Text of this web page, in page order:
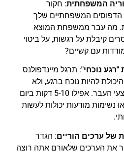
המשפחתית: חקור
המשפחתיים שלך
מה עבר ממשפחת המוצא
קיבלת על רגשות, על ביטוי
עם קשיים?
"רגע נוכחי": תרגל מיינדפולנס
להיות נוכח ברגע, ולא
מגיב מתוך פצעי העבר. אפילו 5-10 דקות ביום
נשימות מודעות יכולות לעשות
של ערכים הוריים: הגדר
את הערכים שלאורם אתה רוצה